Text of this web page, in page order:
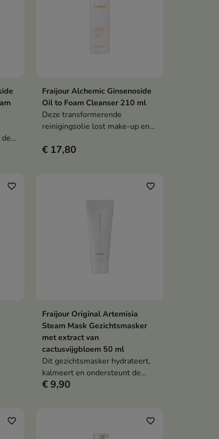
In winkelwagen
Fraijour Alchemic Ginsenoside
Oil to Foam Cleanser 210 ml
Deze transformerende
reinigingsolie lost make-up en
contact met water in een zacht
voedt en ondersteunt de
€ 17,80
favorite_border
In winkelwagen
favorite_border
Fraijour Original Artemisia
Steam Mask Gezichtsmasker
met extract van
cactusvijgbloem 50 ml
Dit gezichtsmasker hydrateert,
kalmeert en ondersteunt de
huidregeneratie, waardoor de
€ 9,90
favorite_border favorite_border